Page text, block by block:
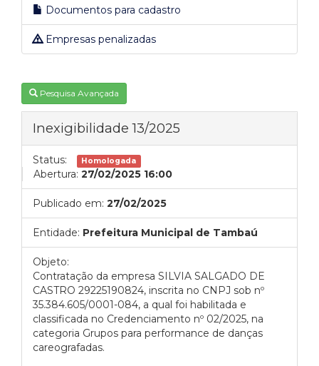
Documentos para cadastro
Empresas penalizadas
Pesquisa Avançada
Inexigibilidade 13/2025
Status: Homologada
Abertura: 27/02/2025 16:00
Publicado em: 27/02/2025
Entidade: Prefeitura Municipal de Tambaú
Objeto:
Contratação da empresa SILVIA SALGADO DE
CASTRO 29225190824, inscrita no CNPJ sob nº
35.384.605/0001-084, a qual foi habilitada e
classificada no Credenciamento nº 02/2025, na
categoria Grupos para performance de danças
careografadas.